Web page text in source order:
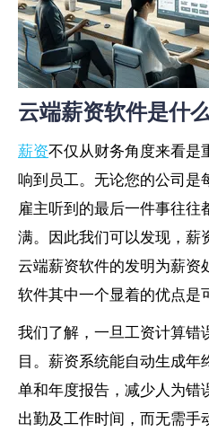
云端薪资软件是什
薪资不仅从财务角度来看是
响到员工。无论您的公司是
雇主听到的最后一件事往往
满。因此我们可以发现，薪
云端薪资软件的发明为薪资
软件其中一个显着的优点是
我们了解，一旦工资计算错
目。薪资系统能自动生成年
单和年度报告，减少人为错
出勤及工作时间，而无需手